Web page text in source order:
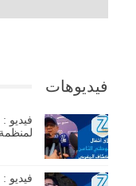
فيديوهات
فيديو
فيديو